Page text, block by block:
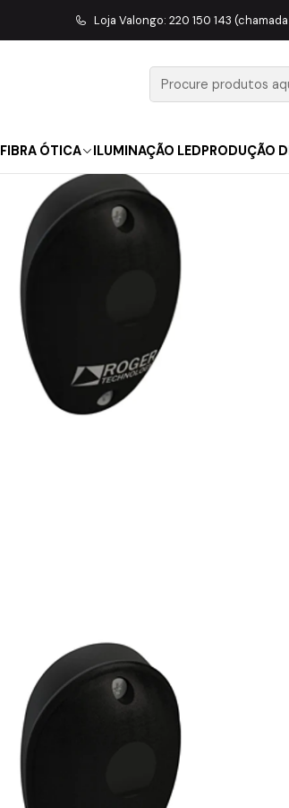
FIBRA ÓTICA ILUMINAÇÃO LEDPRODUÇÃO
Loja Valongo: 220 150 143
Início AUTOMATISMOS